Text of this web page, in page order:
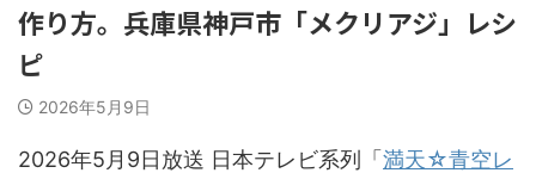
作り方。兵庫県神戸市「メクリアジ」レシ
ピ
2026年5月9日
2026年5月9日放送 日本テレビ系列「満天☆青空レ